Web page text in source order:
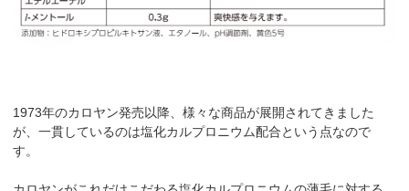
1973年のカロヤン発売以降、様々な商品が展開されてきました
が、一貫しているのは塩化カルプロニウム配合という点なので
す。